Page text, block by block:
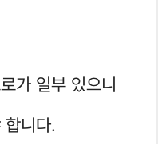
가 일부 있으니
합니다.